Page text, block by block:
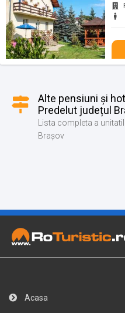
Alte pensiuni și
Predelut județul
Lista completa a
Brașov
Acasa